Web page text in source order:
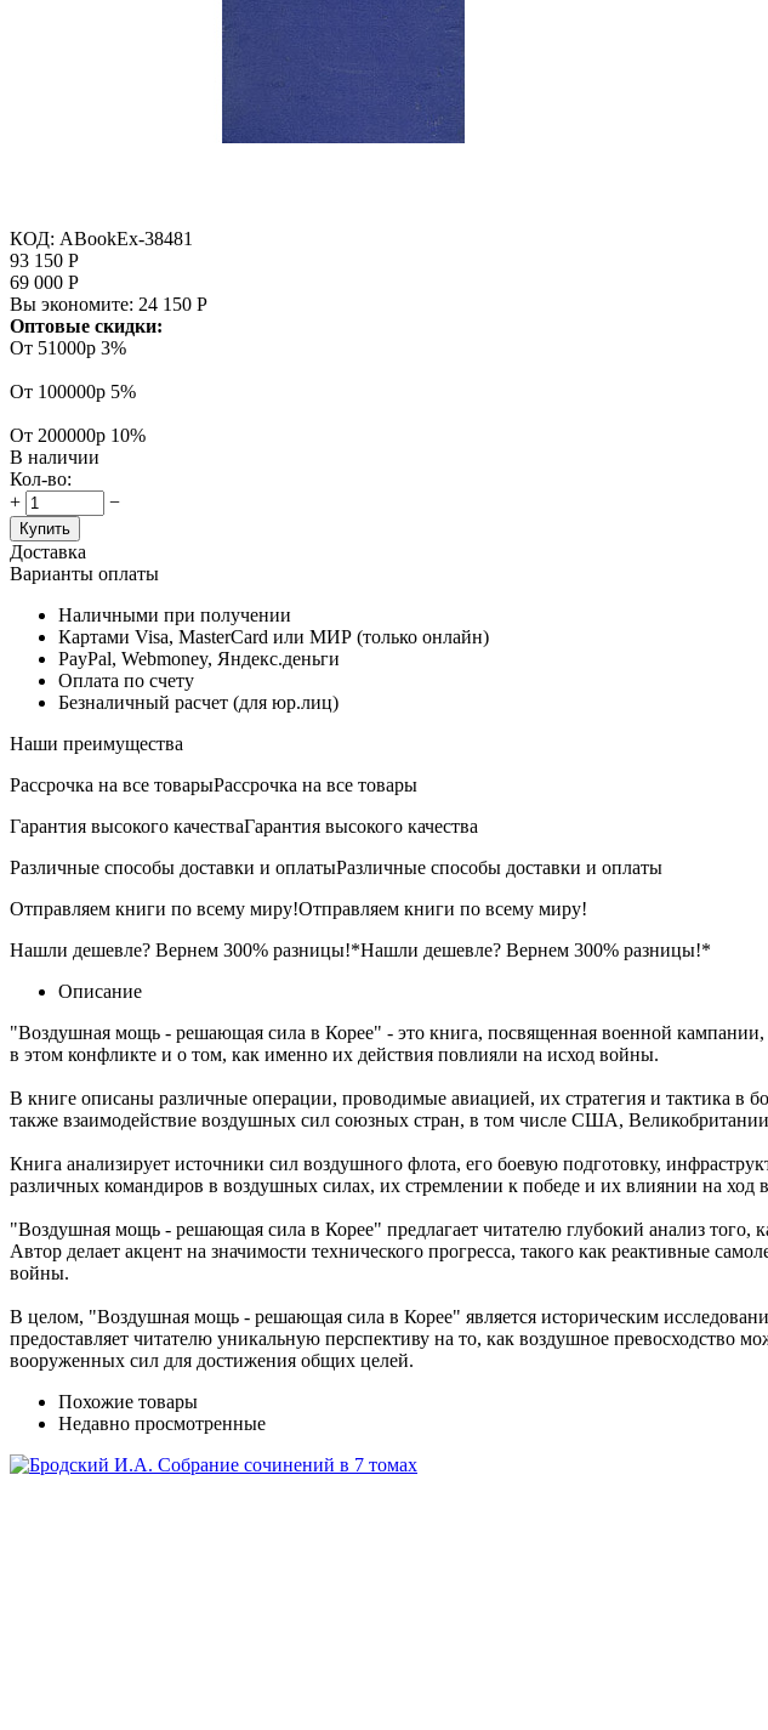
КОД: ABookEx-38481
93 150 Р
69 000 Р
Вы экономите: 24 150 Р
Оптовые скидки:
От 51000р 3%
От 100000р 5%
От 200000р 10%
В наличии
Кол-во:
+
−
Купить
Доставка
Варианты оплаты
Наличными при получении
Картами Visa, MasterCard или МИР (только онлайн)
PayPal, Webmoney, Яндекс.деньги
Оплата по счету
Безналичный расчет (для юр.лиц)
Наши преимущества
Рассрочка на все товарыРассрочка на все товары
Гарантия высокого качестваГарантия высокого качества
Различные способы доставки и оплатыРазличные способы доставки и оплаты
Отправляем книги по всему миру!Отправляем книги по всему миру!
Нашли дешевле? Вернем 300% разницы!*Нашли дешевле? Вернем 300% разницы!*
Описание
"Воздушная мощь - решающая сила в Корее" - это книга, посвященная военной
в этом конфликте и о том, как именно их действия повлияли на исход войны.
В книге описаны различные операции, проводимые авиацией, их стратегия и тактика в
также взаимодействие воздушных сил союзных стран, в том числе США,
Книга анализирует источники сил воздушного флота, его боевую подготовку,
различных командиров в воздушных силах, их стремлении к победе и их влиянии на ход
"Воздушная мощь - решающая сила в Корее" предлагает читателю глубокий анализ
Автор делает акцент на значимости технического прогресса, такого как реактивные
войны.
В целом, "Воздушная мощь - решающая сила в Корее" является историческим
предоставляет читателю уникальную перспективу на то, как воздушное
вооруженных сил для достижения общих целей.
Похожие товары
Недавно просмотренные